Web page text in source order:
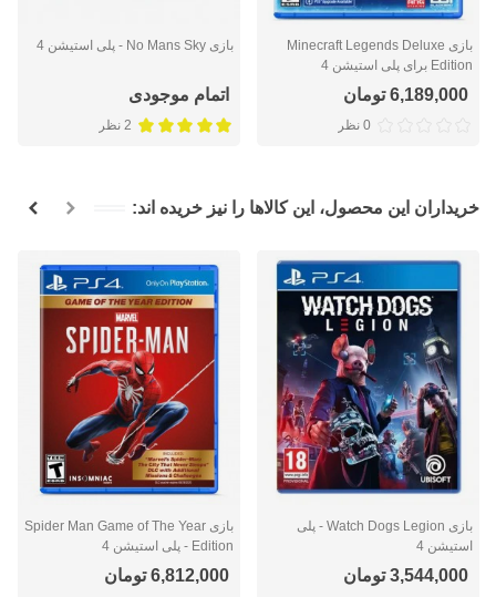
بازی Minecraft Legends Deluxe
Edition برای پلی استیشن 4
6,189,000 تومان
0 نظر
بازی No Mans Sky - پلی استیشن 4
اتمام موجودی
2 نظر
خریداران این محصول، این کالاها را نیز خریده اند:
بازی Watch Dogs Legion - پلی
استیشن 4
3,544,000 تومان
بازی Spider Man Game of The Year
Edition - پلی استیشن 4
6,812,000 تومان